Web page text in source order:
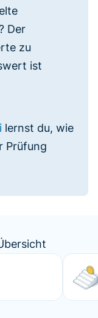
Der
zu
ist
lernst du, wie
Prüfung